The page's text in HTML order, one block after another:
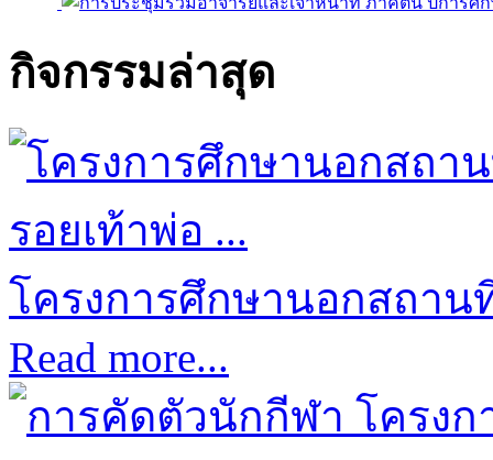
กิจกรรมล่าสุด
โครงการศึกษานอกสถาน
Read more...